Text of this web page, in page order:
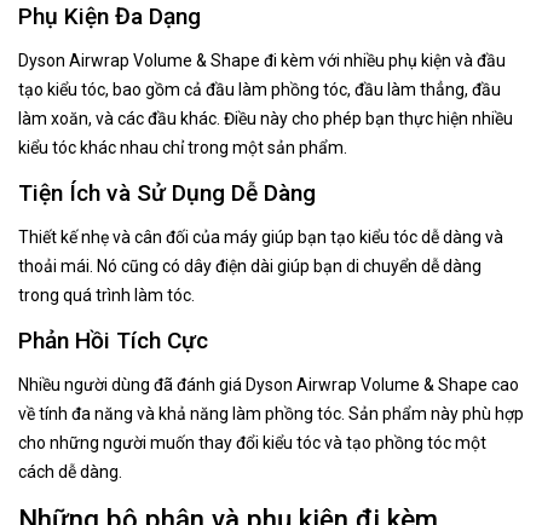
Phụ Kiện Đa Dạng
Dyson Airwrap Volume & Shape đi kèm với nhiều phụ kiện và đầu
tạo kiểu tóc, bao gồm cả đầu làm phồng tóc, đầu làm thẳng, đầu
làm xoăn, và các đầu khác. Điều này cho phép bạn thực hiện nhiều
kiểu tóc khác nhau chỉ trong một sản phẩm.
Tiện Ích và Sử Dụng Dễ Dàng
Thiết kế nhẹ và cân đối của máy giúp bạn tạo kiểu tóc dễ dàng và
thoải mái. Nó cũng có dây điện dài giúp bạn di chuyển dễ dàng
trong quá trình làm tóc.
Phản Hồi Tích Cực
Nhiều người dùng đã đánh giá Dyson Airwrap Volume & Shape cao
về tính đa năng và khả năng làm phồng tóc. Sản phẩm này phù hợp
cho những người muốn thay đổi kiểu tóc và tạo phồng tóc một
cách dễ dàng.
Những bộ phận và phụ kiện đi kèm